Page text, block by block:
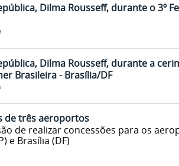
Dilma Rousseff, durante o 3º
Dilma Rousseff, durante a
Brasileira - Brasília/DF
de três aeroportos
de realizar concessões para os
e Brasília (DF)